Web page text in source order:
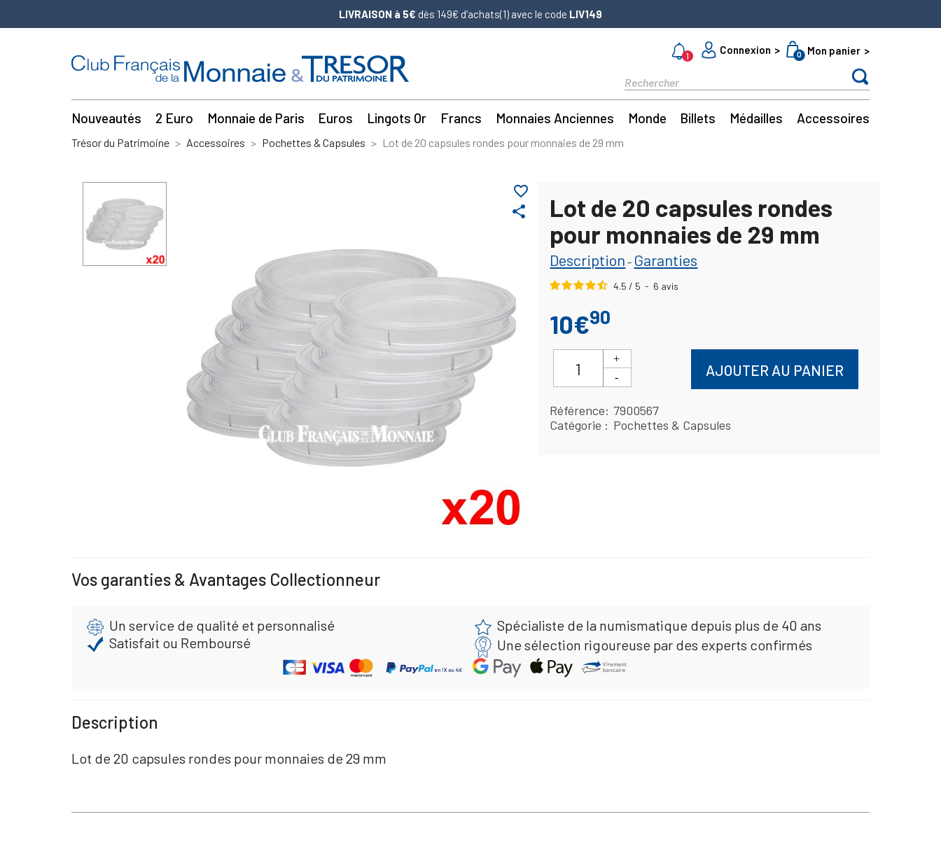
LIVRAISON à 5€ dès 149€ d’achats(1) avec le code LIV149
1
Connexion 0 Mon panier
Nouveautés 2 Euro Monnaie de Paris Euros Lingots Or Francs Monnaies Anciennes Monde Billets Médailles Accessoires
Trésor du Patrimoine Accessoires Pochettes & Capsules Lot de 20 capsules rondes pour monnaies de 29 mm
share
favorite_border
Lot de 20 capsules rondes
pour monnaies de 29 mm
Description - Garanties
4.5 / 5 - 6 avis
10€90
AJOUTER AU PANIER
Référence
7900567
Catégorie
Pochettes & Capsules
Vos garanties & Avantages Collectionneur
Un service de qualité et personnalisé
Spécialiste de la numismatique depuis plus de 40 ans
Satisfait ou Remboursé
Une sélection rigoureuse par des experts confirmés
Description
Lot de 20 capsules rondes pour monnaies de 29 mm